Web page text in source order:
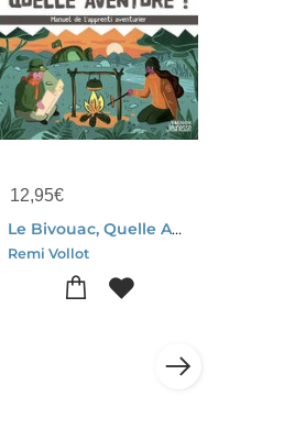
12,95€
Le Bivouac, Quelle Aventure ! Manuel De L'apprenti Aventurier
Remi Vollot